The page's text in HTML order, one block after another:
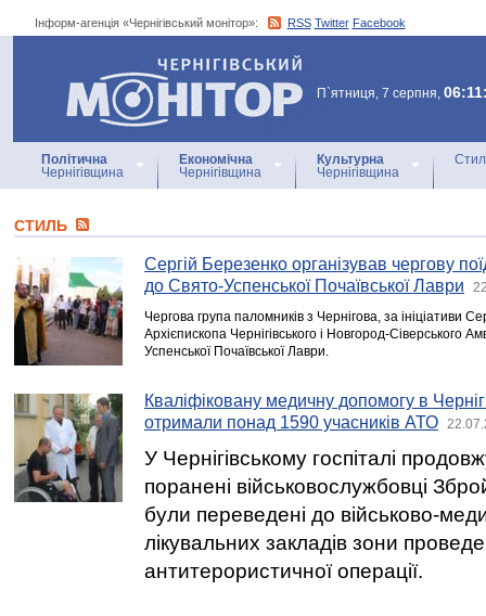
Інформ-агенція «Чернігівський монітор»: RSS Twitter Facebook
Інформ-агенція
«Чернігівський монітор»
П`ятниця, 7 серпня,
Політична
Чернігівщина
Економічна
Чернігівщина
Культурна
Чернігівщина
СТИЛЬ
Сергій Березенко організував чергову
до Свято-Успенської Почаївської Лаври
Чергова група паломників з Чернігова, за ініціативи
Архієпископа Чернігівського і Новгород-Сіверського
Успенської Почаївської Лаври.
Кваліфіковану медичну допомогу в
отримали понад 1590 учасників АТО
У Чернігівському госпіталі
поранені військовослужбовці
були переведені до військово-
лікувальних закладів зони
антитерористичної операції.